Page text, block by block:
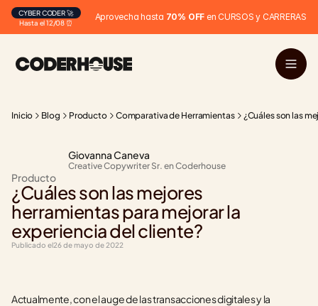
Hasta el 12/08 ⏰
CYBER CODER 🚀 Aprovecha hasta 70% OFF en CURSOS y CARRERAS
Inicio Blog Producto Comparativa de Herramientas ¿Cuáles son las
Giovanna Caneva
Creative Copywriter Sr. en Coderhouse
Producto
¿Cuáles son las mejores
herramientas para mejorar la
experiencia del cliente?
Publicado el26 de mayo de 2022
Actualmente, con el auge de las transacciones digitales y la